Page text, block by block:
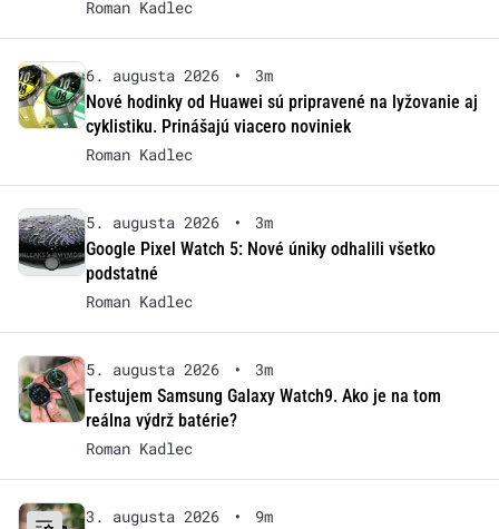
Roman Kadlec
6. augusta 2026 •
3m
Nové hodinky od Huawei sú pripravené na lyžovanie aj
cyklistiku. Prinášajú viacero noviniek
Roman Kadlec
5. augusta 2026 •
3m
Google Pixel Watch 5: Nové úniky odhalili všetko
podstatné
Roman Kadlec
5. augusta 2026 •
3m
Testujem Samsung Galaxy Watch9. Ako je na tom
reálna výdrž batérie?
Roman Kadlec
3. augusta 2026 •
9m